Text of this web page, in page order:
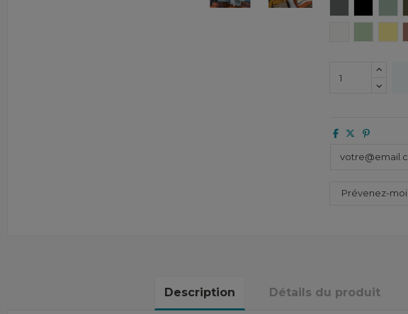
Description Détails du produit